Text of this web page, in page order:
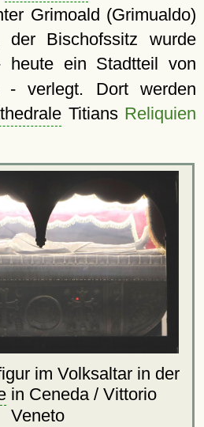
Grimoald (Grimualdo)
der Bischofssitz wurde
ein Stadtteil von
- verlegt. Dort werden
Titians Reliquien
im Volksaltar in der
in Ceneda / Vittorio
Veneto